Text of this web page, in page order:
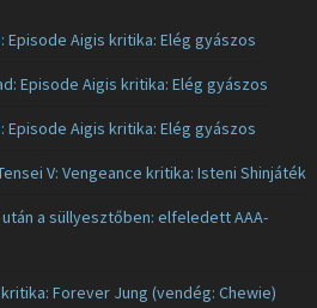
Episode Aigis kritika: Elég gyászos
Episode Aigis kritika: Elég gyászos
Episode Aigis kritika: Elég gyászos
V: Vengeance kritika: Isteni Shinjáték
a süllyesztőben: elfeledett AAA-
Forever Jung (vendég: Chewie)